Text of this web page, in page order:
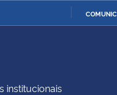
Ministério da Defesa
institucionais